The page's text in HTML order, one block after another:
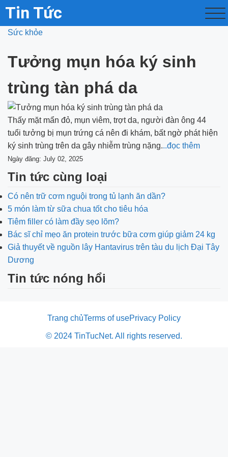
Tin Tức
Sức khỏe
Tưởng mụn hóa ký sinh
trùng tàn phá da
Thấy mặt mẩn đỏ, mụn viêm, trợt da, người đàn ông 44
tuổi tưởng bị mụn trứng cá nên đi khám, bất ngờ phát hiện
ký sinh trùng trên da gây nhiễm trùng nặng...đọc thêm
Ngày đăng: July 02, 2025
Tin tức cùng loại
Có nên trữ cơm nguội trong tủ lạnh ăn dần?
5 món làm từ sữa chua tốt cho tiêu hóa
Tiêm filler có làm đầy sẹo lõm?
Bác sĩ chỉ mẹo ăn protein trước bữa cơm giúp giảm 24 kg
Giả thuyết về nguồn lây Hantavirus trên tàu du lịch Đại Tây
Dương
Tin tức nóng hổi
Trang chủTerms of usePrivacy Policy
© 2024 TinTucNet. All rights reserved.